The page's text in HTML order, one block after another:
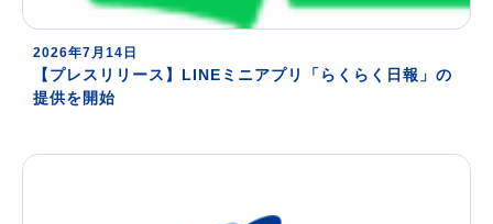
2026年7月14日
【プレスリリース】LINEミニアプリ「らくらく日報」の
提供を開始